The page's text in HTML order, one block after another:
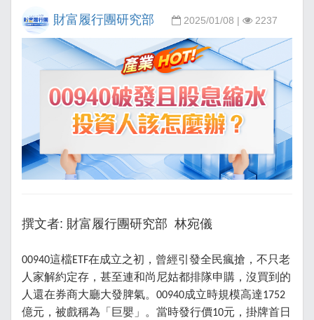
財富履行團研究部 2025/01/08 | 2237
撰文者: 財富履行團研究部 林宛儀
00940這檔ETF在成立之初，曾經引發全民瘋搶，不只老
人家解約定存，甚至連和尚尼姑都排隊申購，沒買到的
人還在券商大廳大發脾氣。 00940成立時規模高達1752
億元，被戲稱為「巨嬰」。當時發行價10元，掛牌首日